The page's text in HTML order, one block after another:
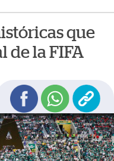
que
de la FIFA